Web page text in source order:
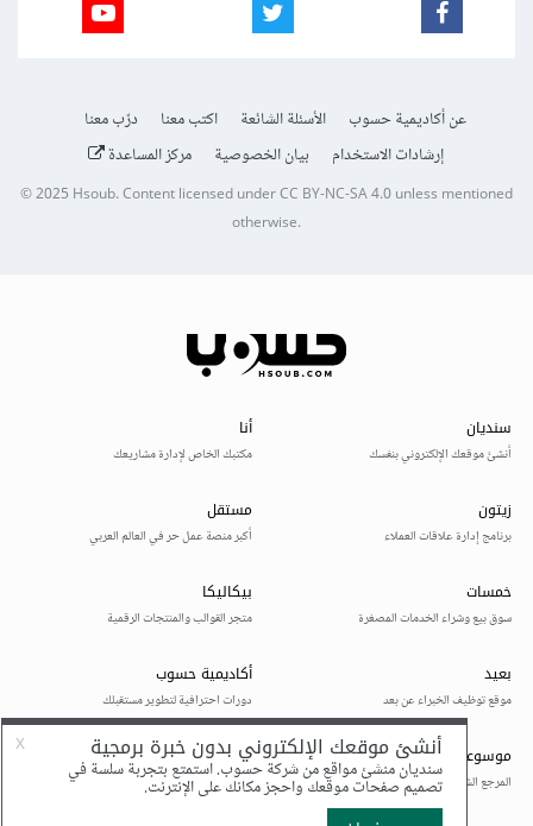
عن أكاديمية حسوب الأسئلة الشائعة اكتب معنا
درّب معنا
إرشادات الاستخدام
بيان الخصوصية مركز المساعدة
© 2025Hsoub.Content licensed underCC BY-NC-SA 4.0unless mentioned
otherwise.